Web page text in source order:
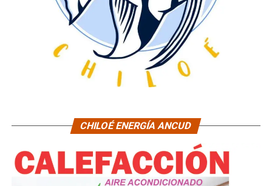
CHILOÉ ENERGÍA ANCUD